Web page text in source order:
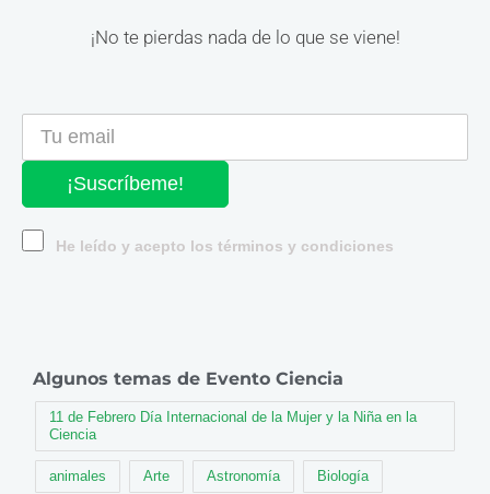
¡No te pierdas nada de lo que se viene!
¡Suscríbeme!
He leído y acepto los términos y condiciones
Algunos temas de Evento Ciencia
11 de Febrero Día Internacional de la Mujer y la Niña en la
Ciencia
animales Arte Astronomía Biología